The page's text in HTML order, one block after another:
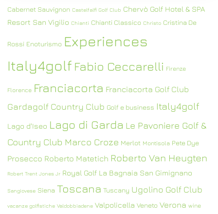
Cabernet Sauvignon Castelfalfi Golf Club Chervò Golf Hotel & SPA
Resort San Vigilio Chianti Chianti Classico Christo Cristina De
Rossi Enoturismo Experiences
Italy4golf Fabio Ceccarelli Firenze
Florence Franciacorta Franciacorta Golf Club
Gardagolf Country Club Golf e business Italy4golf
Lago d'Iseo Lago di Garda Le Pavoniere Golf &
Country Club Marco Croze Merlot Montisola Pete Dye
Prosecco Roberto Matetich Roberto Van Heugten
Robert Trent Jones Jr Royal Golf La Bagnaia San Gimignano
Sangiovese Siena Toscana Tuscany Ugolino Golf Club
vacanze golfistiche Valdobbiadene Valpolicella Veneto Verona wine